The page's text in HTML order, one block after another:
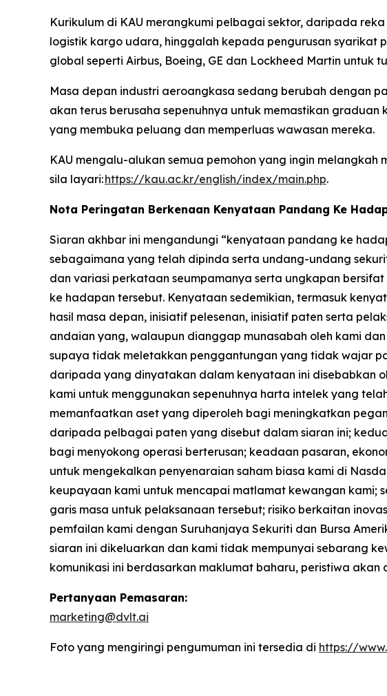
Kurikulum di KAU merangkumi pelbagai sektor, daripada
logistik kargo udara, hinggalah kepada pengurusan syarikat
global seperti Airbus, Boeing, GE dan Lockheed Martin untuk
Masa depan industri aeroangkasa sedang berubah dengan
akan terus berusaha sepenuhnya untuk memastikan
yang membuka peluang dan memperluas wawasan mereka.
KAU mengalu-alukan semua pemohon yang ingin
sila layari:https://kau.ac.kr/english/index/main.php.
Nota Peringatan Berkenaan Kenyataan Pandang Ke
Siaran akhbar ini mengandungi “kenyataan pandang ke
sebagaimana yang telah dipinda serta undang-undang
dan variasi perkataan seumpamanya serta ungkapan
ke hadapan tersebut. Kenyataan sedemikian, termasuk
hasil masa depan, inisiatif pelesenan, inisiatif paten serta
andaian yang, walaupun dianggap munasabah oleh kami
supaya tidak meletakkan penggantungan yang tidak wajar
daripada yang dinyatakan dalam kenyataan ini disebabkan
kami untuk menggunakan sepenuhnya harta intelek yang
memanfaatkan aset yang diperoleh bagi meningkatkan
daripada pelbagai paten yang disebut dalam siaran ini;
bagi menyokong operasi berterusan; keadaan pasaran,
untuk mengekalkan penyenaraian saham biasa kami di
keupayaan kami untuk mencapai matlamat kewangan kami;
garis masa untuk pelaksanaan tersebut; risiko berkaitan
pemfailan kami dengan Suruhanjaya Sekuriti dan Bursa
siaran ini dikeluarkan dan kami tidak mempunyai sebarang
komunikasi ini berdasarkan maklumat baharu, peristiwa
Pertanyaan Pemasaran:
marketing@dvlt.ai
Foto yang mengiringi pengumuman ini tersedia di https://